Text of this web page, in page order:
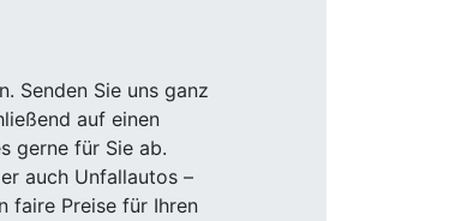
Senden Sie uns ganz
auf einen
gerne für Sie ab.
auch Unfallautos –
faire Preise für Ihren